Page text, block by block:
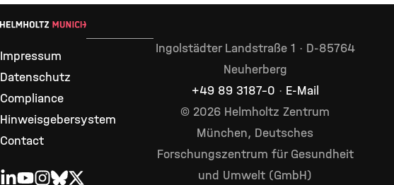
Impressum
Datenschutz
Compliance
Hinweisgebersystem
Contact
LINKEDIN
YOUTUBE
INSTAGRAM
BLUESKY
X
Ingolstädter Landstraße 1 · D-85764
Neuherberg
+49 89 3187–0 · E-Mail
© 2026 Helmholtz Zentrum
München, Deutsches
Forschungszentrum für Gesundheit
und Umwelt (GmbH)